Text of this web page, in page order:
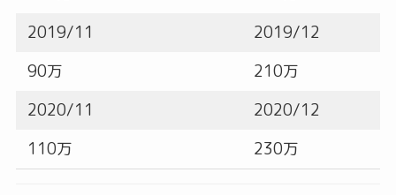
2019/11
2019/12
90万
210万
2020/11
2020/12
110万
230万